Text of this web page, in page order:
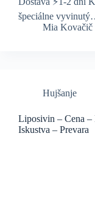
špeciálne
Mia Kovačič
Hujšanje
Liposivin – Cena
Iskustva – Prevara